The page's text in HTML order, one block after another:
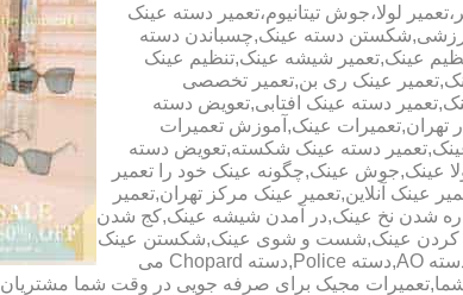
لولا،جوش تیتانیوم،تعمیر دسته عینک
دسته عینک,چسباندن دسته
عینک,تعمیر شیشه عینک,تنظیم عینک
عینک ری بن,تعمیر تخصصی
دسته عینک افتابی,تعویض دسته
تهران,تعمیرات عینک,آموزش تعمیرات
دسته عینک شکسته,تعویض دسته
عینک,جوش عینک,چگونه عینک خود را تعمیر
عینک آنلاین,تعمیر عینک مرکز تهران,تعمیر
شدن نخ عینک,در آمدن شیشه عینک,کج شدن
کردن عینک,شست و شوی عینک,شکستن عینک
فلزی,تعمیر عینک بچه گانه,دسته Rey Ban,دسته AO,دسته Police,دسته Chopard می
شما,تعمیرات مجیک برای صرفه جویی در وقت شما